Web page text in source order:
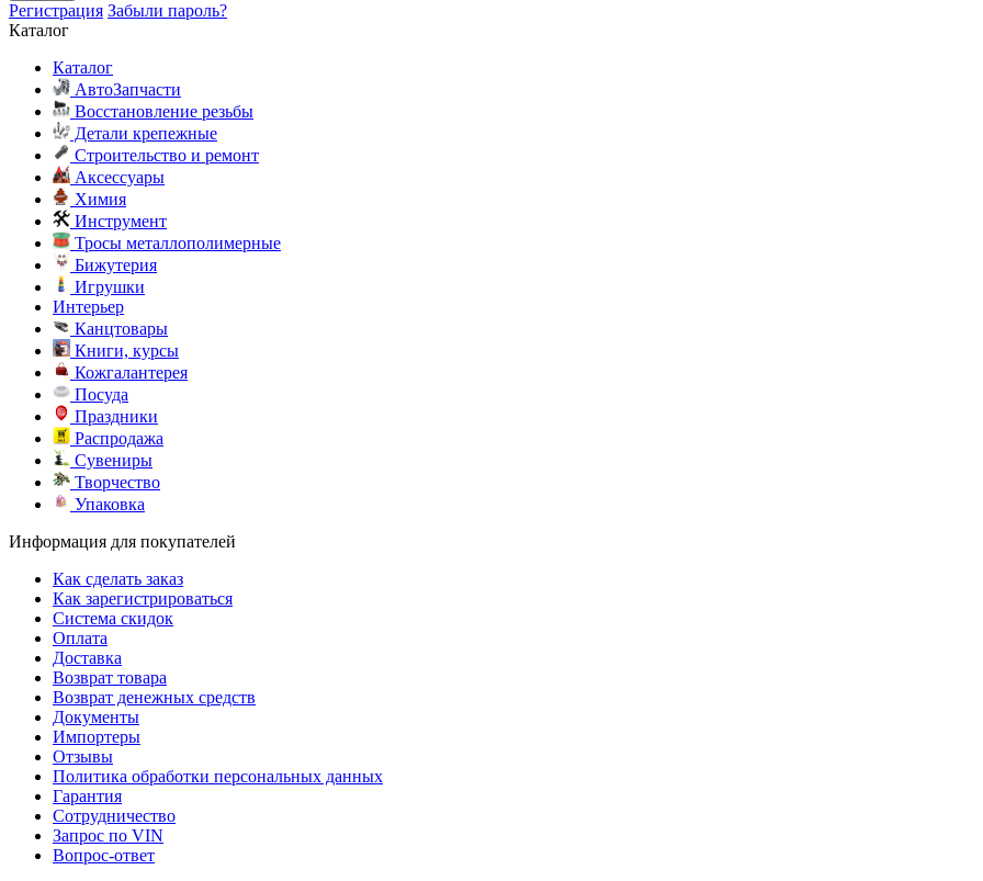
Регистрация Забыли пароль?
Каталог
Каталог
АвтоЗапчасти
Восстановление резьбы
Детали крепежные
Строительство и ремонт
Аксессуары
Химия
Инструмент
Тросы металлополимерные
Бижутерия
Игрушки
Интерьер
Канцтовары
Книги, курсы
Кожгалантерея
Посуда
Праздники
Распродажа
Сувениры
Творчество
Упаковка
Информация для покупателей
Как сделать заказ
Как зарегистрироваться
Система скидок
Оплата
Доставка
Возврат товара
Возврат денежных средств
Документы
Импортеры
Отзывы
Политика обработки персональных данных
Гарантия
Сотрудничество
Запрос по VIN
Вопрос-ответ